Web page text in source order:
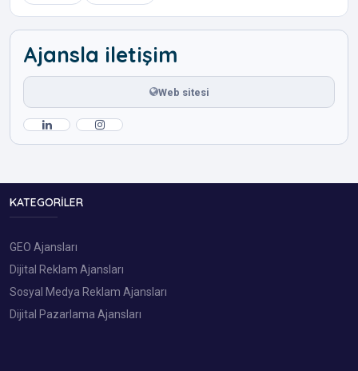
Ajansla iletişim
Web sitesi
KATEGORILER
GEO Ajansları
Dijital Reklam Ajansları
Sosyal Medya Reklam Ajansları
Dijital Pazarlama Ajansları